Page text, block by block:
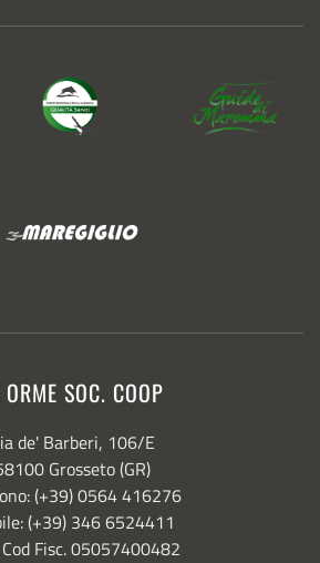
ORME SOC. COOP
de' Barberi, 106/E
Grosseto (GR)
(+39) 0564 416276
(+39) 346 6524411
Cod Fisc. 05057400482